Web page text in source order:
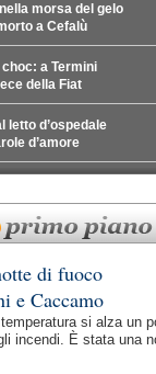
morsa del gelo
a Cefalù
a Termini
della Fiat
letto d’ospedale
d’amore
di fuoco
e Caccamo
temperatura si alza un
incendi. È stata una